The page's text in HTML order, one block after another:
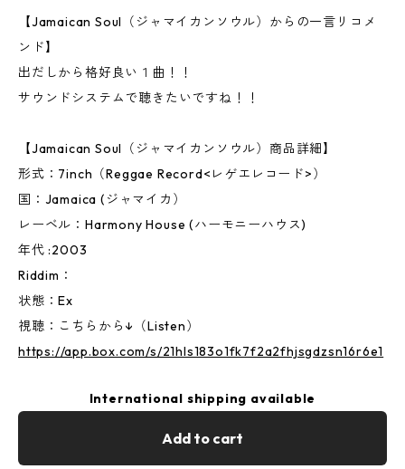
【Jamaican Soul（ジャマイカンソウル）からの一言リコメ
ンド】
出だしから格好良い１曲！！
サウンドシステムで聴きたいですね！！
【Jamaican Soul（ジャマイカンソウル）商品詳細】
形式：7inch（Reggae Record<レゲエレコード>）
国：Jamaica (ジャマイカ）
レーベル：Harmony House (ハーモニーハウス)
年代 :2003
Riddim：
状態：Ex
視聴：こちらから↓（Listen）
https://app.box.com/s/21hls183o1fk7f2a2fhjsgdzsn16r6e1
International shipping available
Add to cart